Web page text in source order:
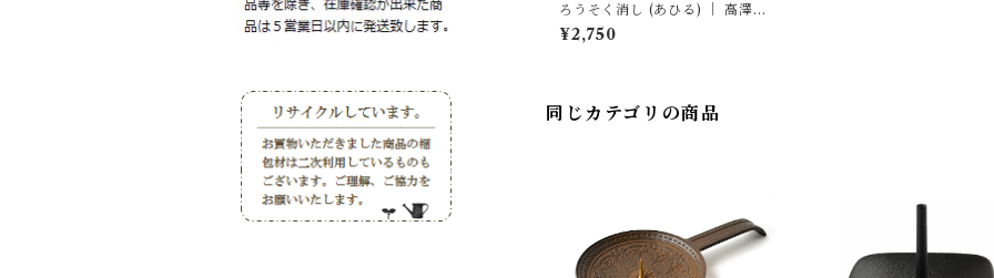
ろうそく消し (あひる) ｜ 高澤ろ
うそく店
¥2,750
同じカテゴリの商品